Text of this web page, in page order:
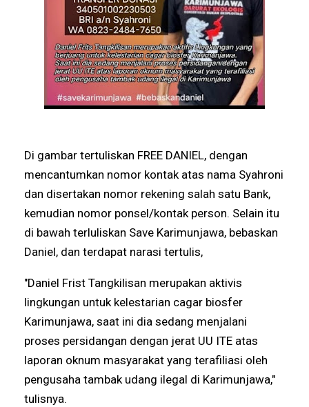
Di gambar tertuliskan FREE DANIEL, dengan
mencantumkan nomor kontak atas nama Syahroni
dan disertakan nomor rekening salah satu Bank,
kemudian nomor ponsel/kontak person. Selain itu
di bawah terluliskan Save Karimunjawa, bebaskan
Daniel, dan terdapat narasi tertulis,
"Daniel Frist Tangkilisan merupakan aktivis
lingkungan untuk kelestarian cagar biosfer
Karimunjawa, saat ini dia sedang menjalani
proses persidangan dengan jerat UU ITE atas
laporan oknum masyarakat yang terafiliasi oleh
pengusaha tambak udang ilegal di Karimunjawa,"
tulisnya.